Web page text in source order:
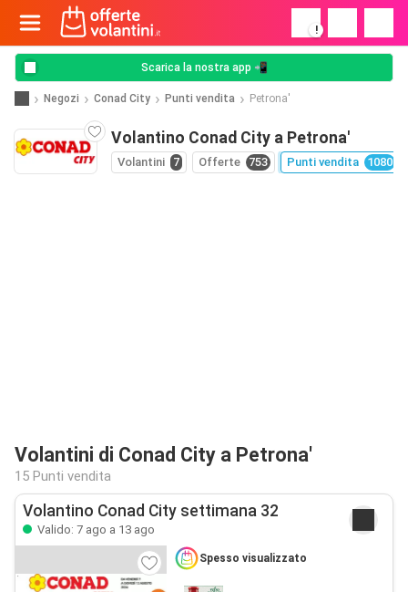
!
Scarica la nostra app 📲
Negozi Conad City Punti vendita Petrona'
Volantino Conad City a Petrona'
Volantini 7 Offerte 753 Punti vendita 1080
Volantini di Conad City a Petrona'
15 Punti vendita
Volantino Conad City settimana 32
Valido: 7 ago a 13 ago
Spesso visualizzato